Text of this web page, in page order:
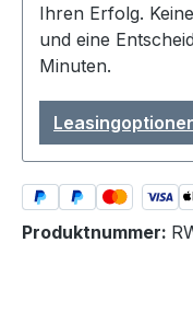
Ihren Erfolg.
und eine
Minuten.
Produktnummer: